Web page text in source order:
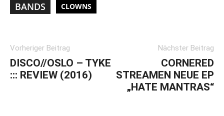
BANDS CLOWNS
Vorheriger Beitrag
DISCO//OSLO – TYKE
::: REVIEW (2016)
Nächster Beitrag
CORNERED
STREAMEN NEUE EP
„HATE MANTRAS“